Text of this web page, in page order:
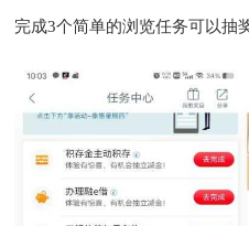
完成3个简单的浏览任务可以抽